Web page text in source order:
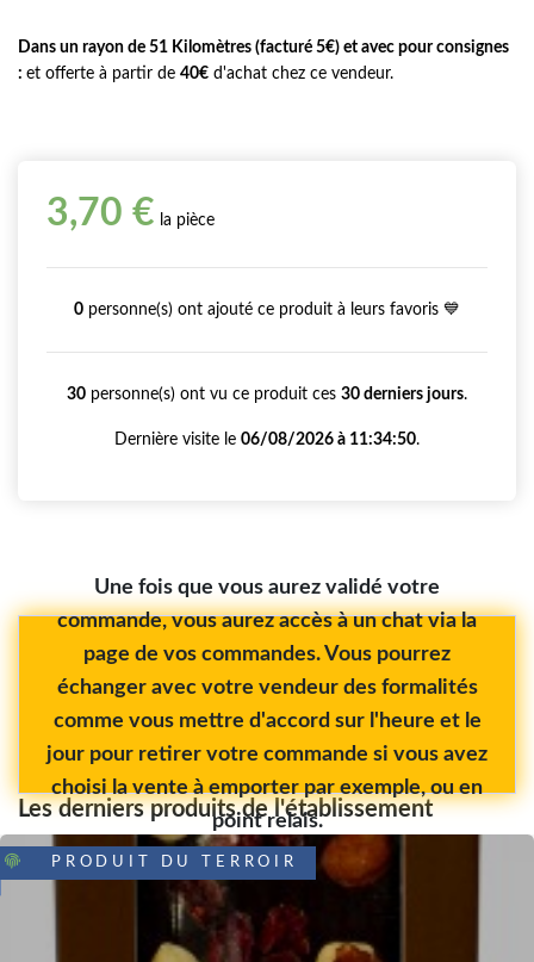
Dans un rayon de 51 Kilomètres (facturé 5€) et avec pour consignes
: et offerte à partir de 40€ d'achat chez ce vendeur.
3,70 € la pièce
0 personne(s) ont ajouté ce produit à leurs favoris 💙
30 personne(s) ont vu ce produit ces 30 derniers jours.
Dernière visite le 06/08/2026 à 11:34:50.
Une fois que vous aurez validé votre
commande, vous aurez accès à un chat via la
page de vos commandes. Vous pourrez
échanger avec votre vendeur des formalités
comme vous mettre d'accord sur l'heure et le
jour pour retirer votre commande si vous avez
choisi la vente à emporter par exemple, ou en
point relais.
Les derniers produits de l'établissement
PRODUIT DU TERROIR